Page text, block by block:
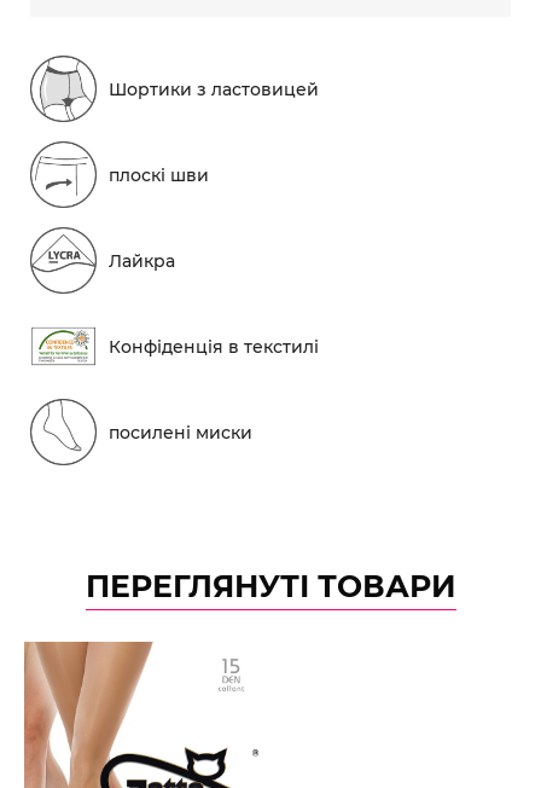
Шортики з ластовицей
плоскі шви
Лайкра
Конфіденція в текстилі
посилені миски
ПЕРЕГЛЯНУТІ ТОВАРИ